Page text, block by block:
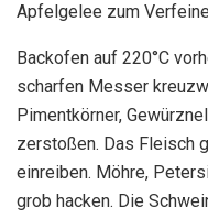
Apfelgelee zum
Backofen auf 220°C
scharfen Messer
Pimentkörner,
zerstoßen. Das Fleisch
einreiben. Möhre,
grob hacken. Die